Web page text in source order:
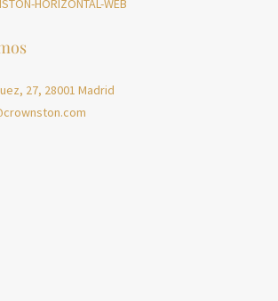
27, 28001 Madrid